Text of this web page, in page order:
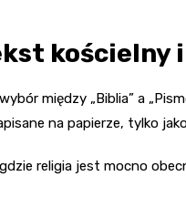
kościelny
między „Biblia” a
na papierze, tylko
religia jest mocno